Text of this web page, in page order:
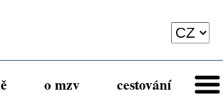
o mzv cestování